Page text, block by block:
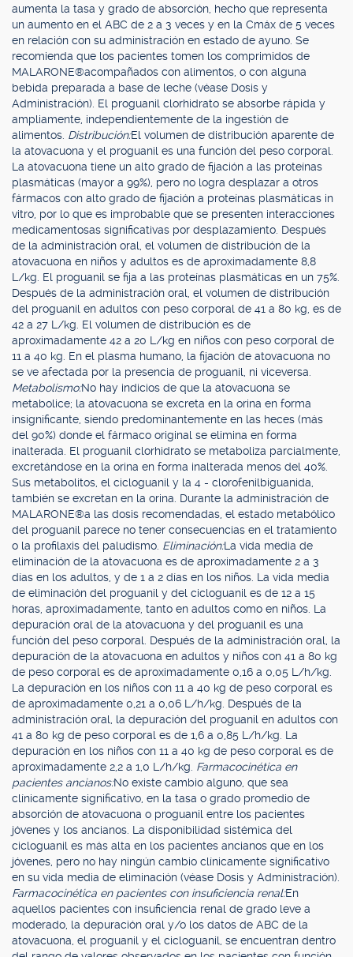
aumenta la tasa y grado de absorción, hecho que representa
un aumento en el ABC de 2 a 3 veces y en la Cmáx de 5 veces
en relación con su administración en estado de ayuno. Se
recomienda que los pacientes tomen los comprimidos de
MALARONE®acompañados con alimentos, o con alguna
bebida preparada a base de leche (véase Dosis y
Administración). El proguanil clorhidrato se absorbe rápida y
ampliamente, independientemente de la ingestión de
alimentos. Distribución:El volumen de distribución aparente de
la atovacuona y el proguanil es una función del peso corporal.
La atovacuona tiene un alto grado de fijación a las proteínas
plasmáticas (mayor a 99%), pero no logra desplazar a otros
fármacos con alto grado de fijación a proteínas plasmáticas in
vitro, por lo que es improbable que se presenten interacciones
medicamentosas significativas por desplazamiento. Después
de la administración oral, el volumen de distribución de la
atovacuona en niños y adultos es de aproximadamente 8,8
L/kg. El proguanil se fija a las proteínas plasmáticas en un 75%.
Después de la administración oral, el volumen de distribución
del proguanil en adultos con peso corporal de 41 a 80 kg, es de
42 a 27 L/kg. El volumen de distribución es de
aproximadamente 42 a 20 L/kg en niños con peso corporal de
11 a 40 kg. En el plasma humano, la fijación de atovacuona no
se ve afectada por la presencia de proguanil, ni viceversa.
Metabolismo:No hay indicios de que la atovacuona se
metabolice; la atovacuona se excreta en la orina en forma
insignificante, siendo predominantemente en las heces (más
del 90%) donde el fármaco original se elimina en forma
inalterada. El proguanil clorhidrato se metaboliza parcialmente,
excretándose en la orina en forma inalterada menos del 40%.
Sus metabolitos, el cicloguanil y la 4 - clorofenilbiguanida,
también se excretan en la orina. Durante la administración de
MALARONE®a las dosis recomendadas, el estado metabólico
del proguanil parece no tener consecuencias en el tratamiento
o la profilaxis del paludismo. Eliminación:La vida media de
eliminación de la atovacuona es de aproximadamente 2 a 3
días en los adultos, y de 1 a 2 días en los niños. La vida media
de eliminación del proguanil y del cicloguanil es de 12 a 15
horas, aproximadamente, tanto en adultos como en niños. La
depuración oral de la atovacuona y del proguanil es una
función del peso corporal. Después de la administración oral, la
depuración de la atovacuona en adultos y niños con 41 a 80 kg
de peso corporal es de aproximadamente 0,16 a 0,05 L/h/kg.
La depuración en los niños con 11 a 40 kg de peso corporal es
de aproximadamente 0,21 a 0,06 L/h/kg. Después de la
administración oral, la depuración del proguanil en adultos con
41 a 80 kg de peso corporal es de 1,6 a 0,85 L/h/kg. La
depuración en los niños con 11 a 40 kg de peso corporal es de
aproximadamente 2,2 a 1,0 L/h/kg. Farmacocinética en
pacientes ancianos:No existe cambio alguno, que sea
clínicamente significativo, en la tasa o grado promedio de
absorción de atovacuona o proguanil entre los pacientes
jóvenes y los ancianos. La disponibilidad sistémica del
cicloguanil es más alta en los pacientes ancianos que en los
jóvenes, pero no hay ningún cambio clínicamente significativo
en su vida media de eliminación (véase Dosis y Administración).
Farmacocinética en pacientes con insuficiencia renal:En
aquellos pacientes con insuficiencia renal de grado leve a
moderado, la depuración oral y/o los datos de ABC de la
atovacuona, el proguanil y el cicloguanil, se encuentran dentro